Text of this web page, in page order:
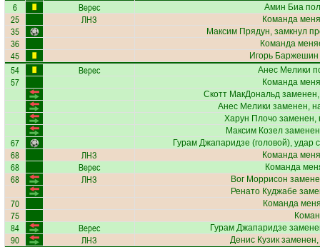
6 Верес Амин Биа
25 ЛНЗ Команда
35 Максим Прядун, замкнул
36 Команда
45 Игорь Баржешин
54 Верес Анес Мелики
57
Команда
Скотт МакДональд
Анес Мелики заменен,
Харун Плочозаменен,
Максим Козел
67 Гурам Джапаридзе (головой), удар
68 ЛНЗ Команда
68 Верес Команда
68 ЛНЗ Вог Моррисон
Ренато Куджабе
70 Команда
75
84 Верес Гурам Джапаридзе
90 ЛНЗ Денис Кузик